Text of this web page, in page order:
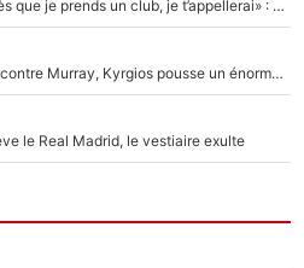
Mercato - OM - «Dès que je prends un club, je t’appellerai» : La promesse de Marcelino au moment de claquer la porte
Victime de racisme contre Murray, Kyrgios pousse un énorme coup de gueule !
le Real Madrid, le vestiaire exulte